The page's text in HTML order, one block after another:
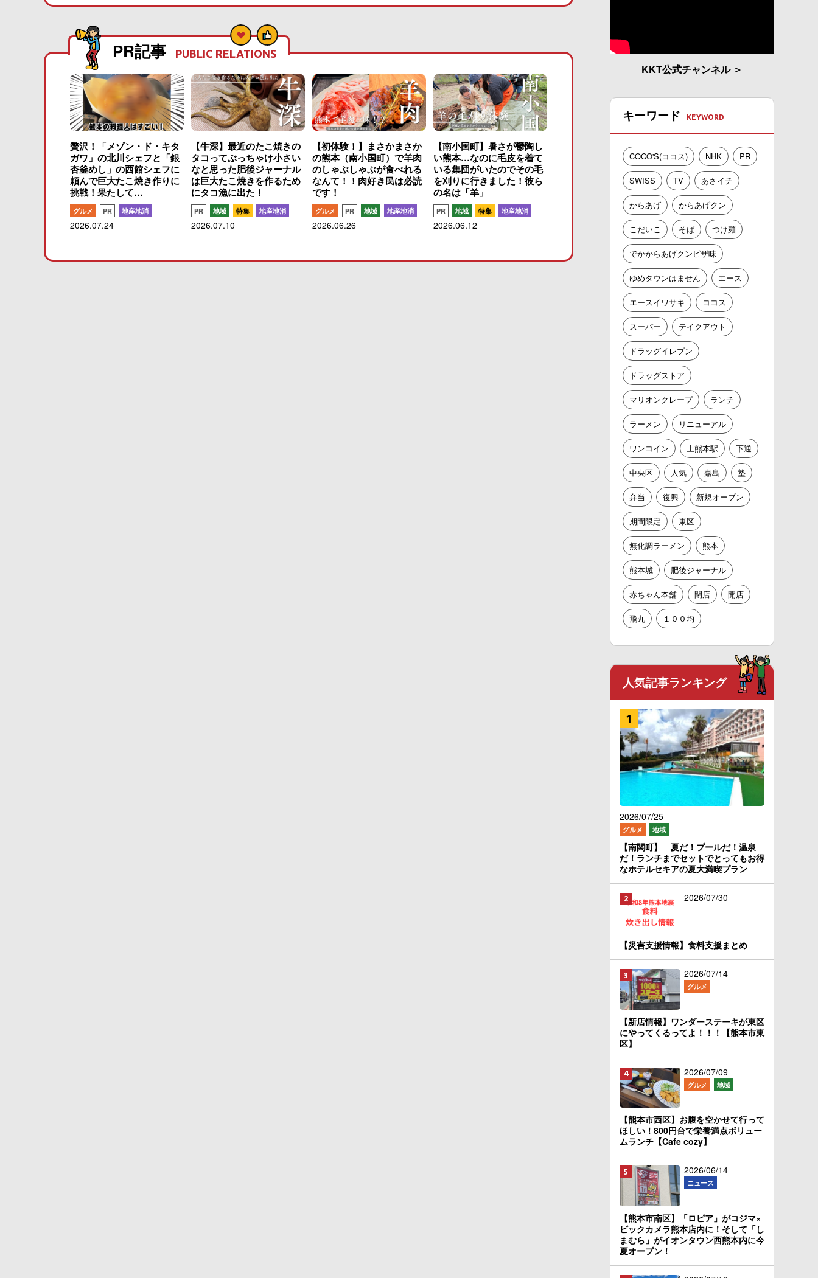
PR記事 PUBLIC RELATIONS
贅沢！「メゾン・ド・キタ
ガワ」の北川シェフと「銀
杏釜めし」の西館シェフに
頼んで巨大たこ焼き作りに
挑戦！果たして…
グルメ PR 地産地消
2026.07.24
【牛深】最近のたこ焼きの
タコってぶっちゃけ小さい
なと思った肥後ジャーナル
は巨大たこ焼きを作るため
にタコ漁に出た！
PR 地域 特集 地産地消
2026.07.10
【初体験！】まさかまさか
の熊本（南小国町）で羊肉
のしゃぶしゃぶが食べれる
なんて！！肉好き民は必読
です！
グルメ PR 地域 地産地消
2026.06.26
【南小国町】暑さが鬱陶し
い熊本…なのに毛皮を着て
いる集団がいたのでその毛
を刈りに行きました！彼ら
の名は「羊」
PR 地域 特集 地産地消
2026.06.12
KKT公式チャンネル
キーワード
COCO'S(ココス) NHK PR
SWISS TV あさイチ
からあげ からあげクン
こだいこ そば つけ麺
でかからあげクンピザ味
ゆめタウンはません エース
エースイワサキ ココス
スーパー テイクアウト
ドラッグイレブン
ドラッグストア
マリオンクレープ ランチ
ラーメン リニューアル
ワンコイン 上熊本駅 下通
中央区 人気 嘉島 塾
弁当 復興 新規オープン
期間限定 東区
無化調ラーメン 熊本
熊本城 肥後ジャーナル
赤ちゃん本舗 閉店 開店
飛丸 １００均
人気記事ランキング
2026/07/25
グルメ 地域
【南関町】 夏だ！プールだ！温泉
だ！ランチまでセットでとってもお得
なホテルセキアの夏大満喫プラン
2026/07/30
【災害支援情報】食料支援まとめ
2026/07/14
グルメ
【新店情報】ワンダーステーキが東区
にやってくるってよ！！！【熊本市東
区】
2026/07/09
グルメ 地域
【熊本市西区】お腹を空かせて行って
ほしい！800円台で栄養満点ボリュー
ムランチ【Cafe cozy】
2026/06/14
ニュース
【熊本市南区】「ロピア」がコジマ×
ビックカメラ熊本店内に！そして「し
まむら」がイオンタウン西熊本内に今
夏オープン！